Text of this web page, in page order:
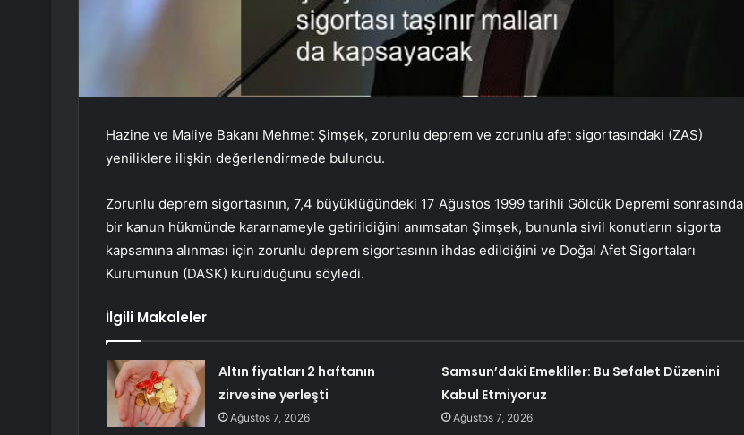
Hazine ve Maliye Bakanı Mehmet Şimşek, zorunlu deprem ve zorunlu afet sigortasındaki (ZAS)
yeniliklere ilişkin değerlendirmede bulundu.
Zorunlu deprem sigortasının, 7,4 büyüklüğündeki 17 Ağustos 1999 tarihli Gölcük Depremi sonrasında
bir kanun hükmünde kararnameyle getirildiğini anımsatan Şimşek, bununla sivil konutların sigorta
kapsamına alınması için zorunlu deprem sigortasının ihdas edildiğini ve Doğal Afet Sigortaları
Kurumunun (DASK) kurulduğunu söyledi.
İlgili Makaleler
Altın fiyatları 2 haftanın
zirvesine yerleşti
Ağustos 7, 2026
Samsun’daki Emekliler: Bu Sefalet Düzenini
Kabul Etmiyoruz
Ağustos 7, 2026